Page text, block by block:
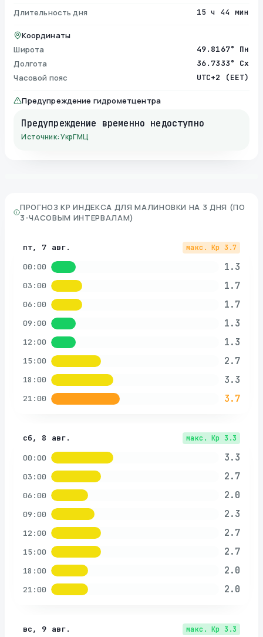
Длительность дня 15 ч 44 мин
Координаты
Широта
49.8167° Пн
Долгота 36.7333° Сх
Часовой пояс UTC+2 (EET)
Предупреждение гидрометцентра
Предупреждение временно недоступно
Источник: УкрГМЦ
ПРОГНОЗ KP ИНДЕКСА ДЛЯ МАЛИНОВКИ НА 3 ДНЯ (ПО
3-ЧАСОВЫМ ИНТЕРВАЛАМ)
пт, 7 авг. макс. Kp 3.7
00:00 1.3
03:00 1.7
06:00 1.7
09:00 1.3
12:00 1.3
15:00 2.7
18:00 3.3
21:00 3.7
сб, 8 авг. макс. Kp 3.3
00:00 3.3
03:00 2.7
06:00 2.0
09:00 2.3
12:00 2.7
15:00 2.7
18:00 2.0
21:00 2.0
вс, 9 авг. макс. Kp 3.3